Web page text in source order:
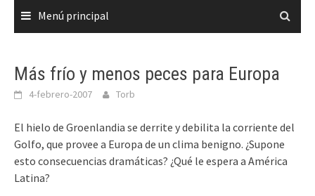
Menú principal
Más frío y menos peces para Europa
4-febrero-2007 Torb
El hielo de Groenlandia se derrite y debilita la corriente del
Golfo, que provee a Europa de un clima benigno. ¿Supone
esto consecuencias dramáticas? ¿Qué le espera a América
Latina?